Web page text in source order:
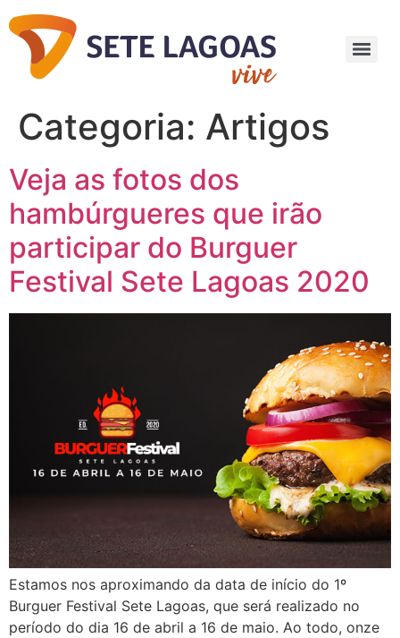
Categoria: Artigos
Veja as fotos dos
hambúrgueres que irão
participar do Burguer
Festival Sete Lagoas 2020
Estamos nos aproximando da data de início do 1º
Burguer Festival Sete Lagoas, que será realizado no
período do dia 16 de abril a 16 de maio. Ao todo, onze